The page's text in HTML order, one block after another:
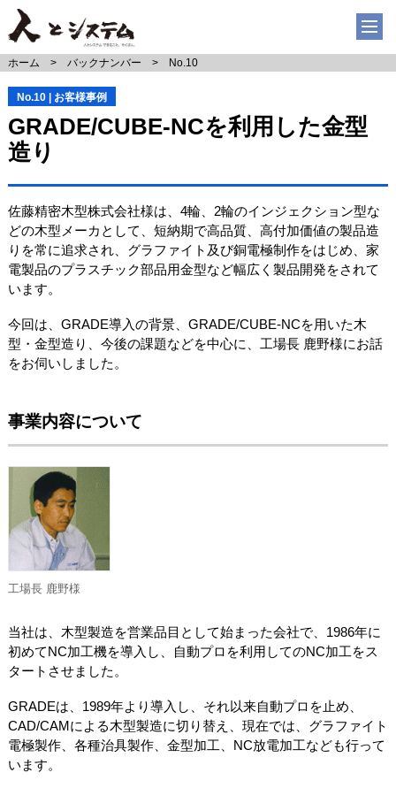
ホーム バックナンバー No.10
No.10 | お客様事例
GRADE/CUBE-NCを利用した金型
造り
佐藤精密木型株式会社様は、4輪、2輪のインジェクション型な
どの木型メーカとして、短納期で高品質、高付加価値の製品造
りを常に追求され、グラファイト及び銅電極制作をはじめ、家
電製品のプラスチック部品用金型など幅広く製品開発をされて
います。
今回は、GRADE導入の背景、GRADE/CUBE-NCを用いた木
型・金型造り、今後の課題などを中心に、工場長 鹿野様にお話
をお伺いしました。
事業内容について
工場長 鹿野様
当社は、木型製造を営業品目として始まった会社で、1986年に
初めてNC加工機を導入し、自動プロを利用してのNC加工をス
タートさせました。
GRADEは、1989年より導入し、それ以来自動プロを止め、
CAD/CAMによる木型製造に切り替え、現在では、グラファイト
電極製作、各種治具製作、金型加工、NC放電加工なども行って
います。